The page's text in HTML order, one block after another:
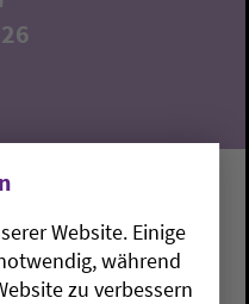
Anja Kramer, Tel.:
Website. Einige
während
zu verbessern